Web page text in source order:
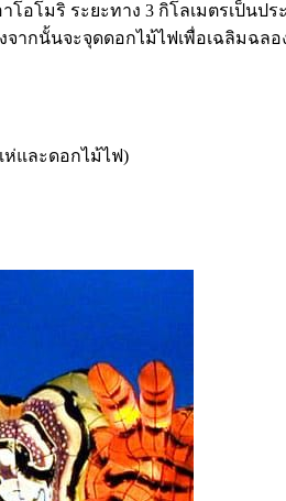
โมริ ระยะทาง 3 กิโลเมตรเป็น
ากนั้นจะจุดดอกไม้ไฟเพื่อเฉลิมฉลอ
ห่และดอกไม้ไฟ)